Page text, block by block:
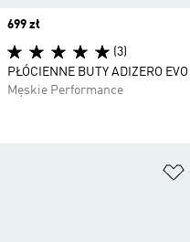
Price
699 zł
(3)
PŁÓCIENNE BUTY ADIZERO
Męskie Performance